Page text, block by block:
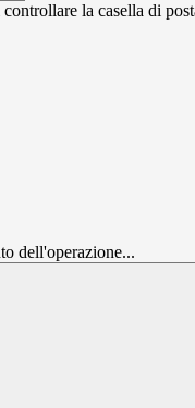
la casella di
dell'operazione...